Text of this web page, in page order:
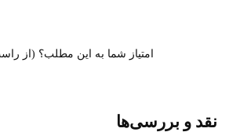
امتیاز شما به این مطلب؟ (از
نقد و بررسی‌ها